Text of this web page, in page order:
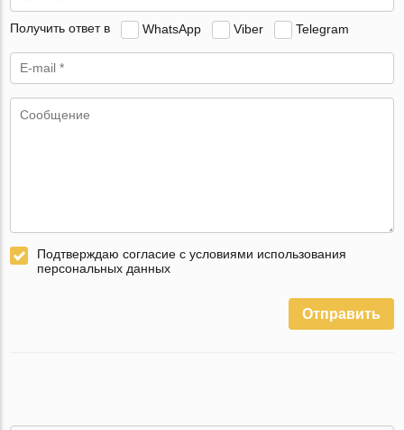
Получить ответ в WhatsApp Viber Telegram
Подтверждаю согласие с условиями использования
персональных данных
Отправить